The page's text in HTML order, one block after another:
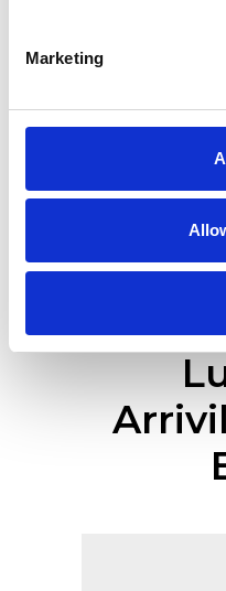
Marketing